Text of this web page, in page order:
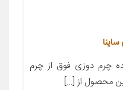
چرم دوزی فوق از چرم
محصول از […]